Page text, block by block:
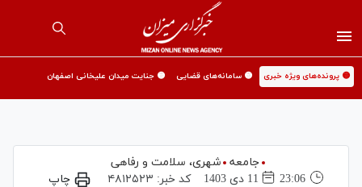
🟡 پرونده‌های ویژه خبری 🟡 سامانه‌های قضایی 🟡 جنایت میدان علیخانی اصفهان
جامعه
شهری،‌ سلامت و رفاهی
23:06
11 دی 1403 کد خبر: ۴۸۱۲۵۲۳ چاپ